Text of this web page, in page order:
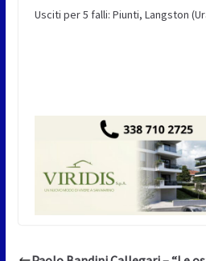
Usciti per 5 falli: Piunti, Langston